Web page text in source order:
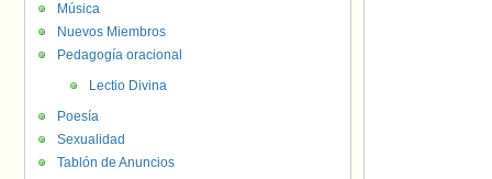
Música
Nuevos Miembros
Pedagogía oracional
Lectio Divina
Poesía
Sexualidad
Tablón de Anuncios